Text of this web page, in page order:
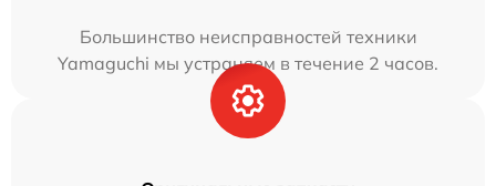
Большинство неисправностей техники
Yamaguchi мы устраняем в течение 2 часов.